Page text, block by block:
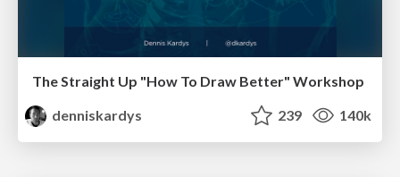
The Straight Up "How To Draw Better" Workshop
denniskardys
239 140k